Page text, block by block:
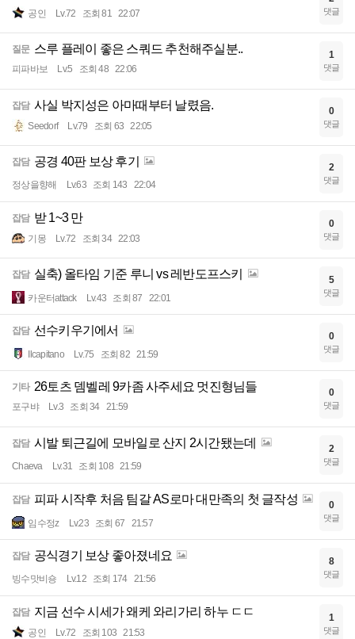
공인 Lv.72 조회 81 22:07 댓글
질문 스루 플레이 좋은 스쿼드 추천해주실분..
피파바보 Lv.5 조회 48 22:06
1
댓글
잡담 사실 박지성은 아마때부터 날렸음.
Seedorf Lv.79 조회 63 22:05
0
댓글
잡담 공경 40판 보상 후기
정상을향해 Lv.63 조회 143 22:04
2
댓글
잡담 받 1~3 만
기몽 Lv.72 조회 34 22:03
0
댓글
잡담 실축) 올타임 기준 루니 vs 레반도프스키
카운터attack Lv.43 조회 87 22:01
5
댓글
잡담 선수키우기에서
Ilcapitano Lv.75 조회 82 21:59
0
댓글
기타 26토츠 뎀벨레 9카좀 사주세요 멋진형님들
포구뱌 Lv.3 조회 34 21:59
0
댓글
잡담 시발 퇴근길에 모바일로 산지 2시간됐는데
Chaeva Lv.31 조회 108 21:59
2
댓글
잡담 피파 시작후 처음 팀갈 AS로마 대만족의 첫 글작성
임수정z Lv.23 조회 67 21:57
0
댓글
잡담 공식경기 보상 좋아졌네요
빙수맛비숑 Lv.12 조회 174 21:56
8
댓글
잡담 지금 선수 시세가 왜케 와리가리 하누 ㄷㄷ
공인 Lv.72 조회 103 21:53
1
댓글